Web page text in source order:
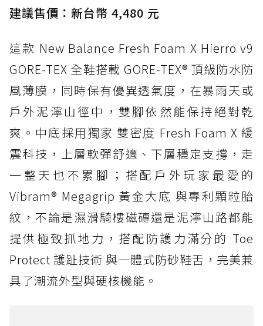
建議售價：新台幣 4,480 元
這款 New Balance Fresh Foam X Hierro v9
GORE-TEX 全鞋搭載 GORE-TEX® 頂級防水防
風薄膜，同時保有優異透氣度，在暴雨天或
戶外泥濘山徑中，雙腳依然能保持絕對乾
爽。中底採用獨家 雙密度 Fresh Foam X 緩
震科技，上層軟彈舒適、下層穩定支撐，走
一整天也不累腳；搭配戶外玩家最愛的
Vibram® Megagrip 黃金大底 與專利顆粒胎
紋，不論是濕滑騎樓磁磚還是泥濘山路都能
提供極致抓地力，搭配防護力滿分的 Toe
Protect 護趾技術 與一體式防砂鞋舌，完美兼
具了潮流外型與硬核機能。